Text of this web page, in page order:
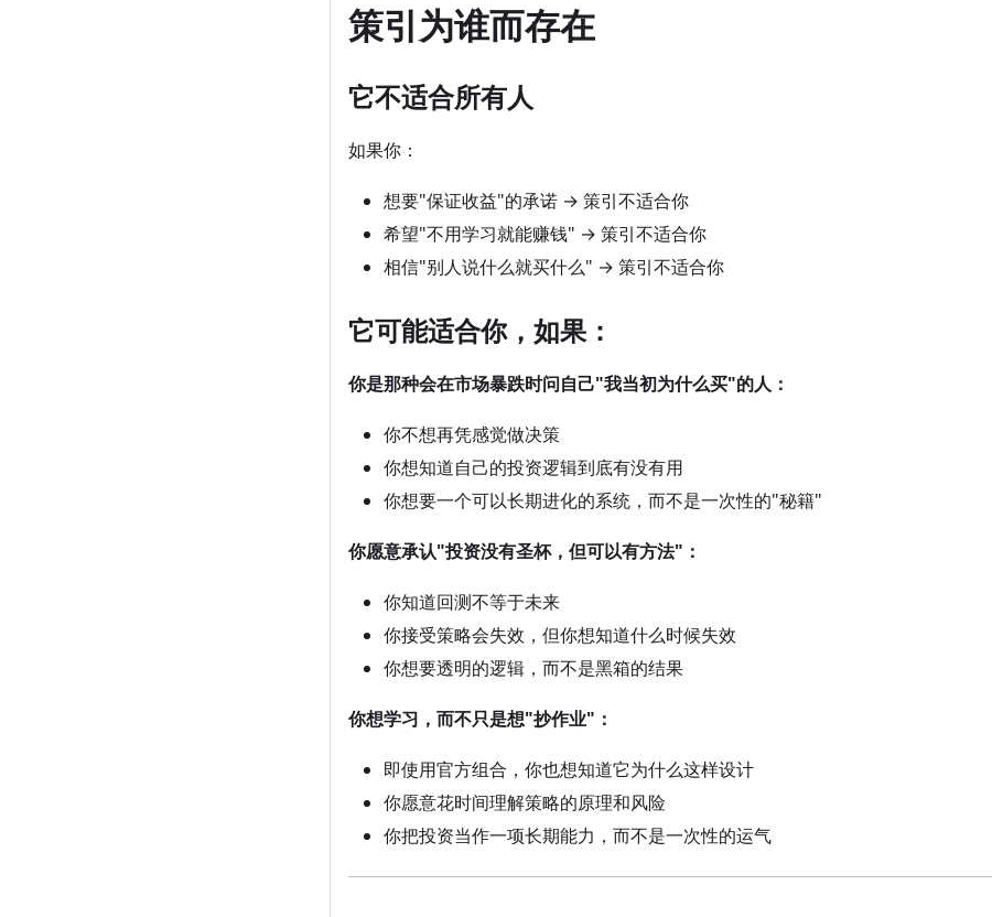
策引为谁而存在
它不适合所有人
如果你：
想要"保证收益"的承诺 → 策引不适合你
希望"不用学习就能赚钱" → 策引不适合你
相信"别人说什么就买什么" → 策引不适合你
它可能适合你，如果：
你是那种会在市场暴跌时问自己"我当初为什么买"的人：
你不想再凭感觉做决策
你想知道自己的投资逻辑到底有没有用
你想要一个可以长期进化的系统，而不是一次性的"秘籍"
你愿意承认"投资没有圣杯，但可以有方法"：
你知道回测不等于未来
你接受策略会失效，但你想知道什么时候失效
你想要透明的逻辑，而不是黑箱的结果
你想学习，而不只是想"抄作业"：
即使用官方组合，你也想知道它为什么这样设计
你愿意花时间理解策略的原理和风险
你把投资当作一项长期能力，而不是一次性的运气